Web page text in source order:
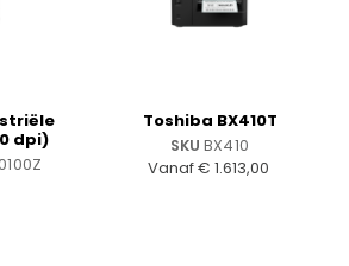
dpi)
Toshiba BX410T
SKU BX410
Vanaf€ 1.613,00